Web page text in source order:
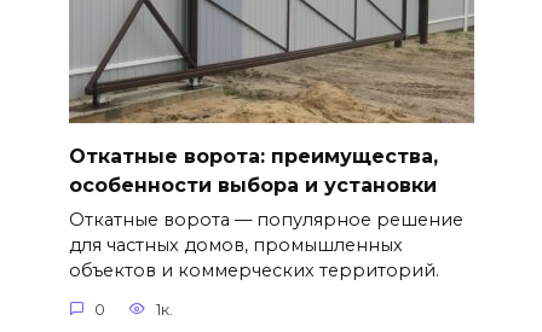
Откатные ворота: преимущества,
особенности выбора и установки
Откатные ворота — популярное решение
для частных домов, промышленных
объектов и коммерческих территорий.
0 1к.